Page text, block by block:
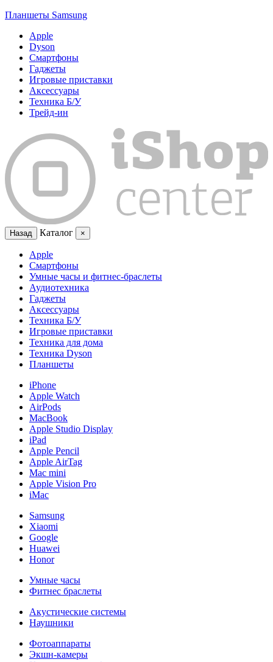
Планшеты Samsung
Apple
Dyson
Смартфоны
Гаджеты
Игровые приставки
Аксессуары
Техника Б/У
Трейд-ин
Назад Каталог ×
Apple
Смартфоны
Умные часы и фитнес-браслеты
Аудиотехника
Гаджеты
Аксессуары
Техника Б/У
Игровые приставки
Техника для дома
Техника Dyson
Планшеты
iPhone
Apple Watch
AirPods
MacBook
Apple Studio Display
iPad
Apple Pencil
Apple AirTag
Mac mini
Apple Vision Pro
iMac
Samsung
Xiaomi
Google
Huawei
Honor
Умные часы
Фитнес браслеты
Акустические системы
Наушники
Фотоаппараты
Экшн-камеры